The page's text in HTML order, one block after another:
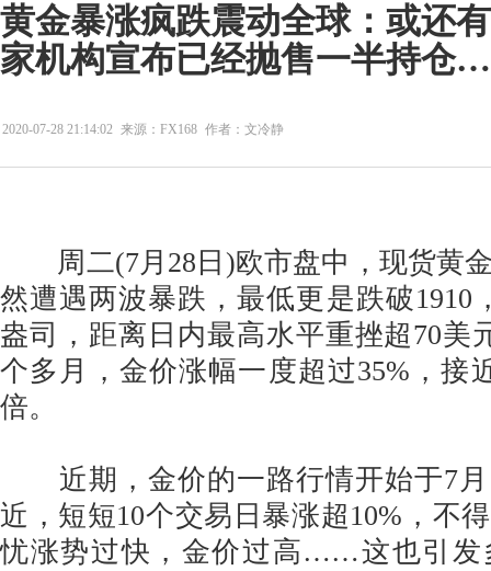
黄金暴涨疯跌震动全球：或还
家机构宣布已经抛售一半持
2020-07-28 21:14:02 来源：FX168 作者：文冷静
周二(7月28日)欧市盘中，现货黄
然遭遇两波暴跌，最低更是跌破1910
盎司，距离日内最高水平重挫超70美
个多月，金价涨幅一度超过35%，接
倍。
近期，金价的一路行情开始于7月
近，短短10个交易日暴涨超10%，不
忧涨势过快，金价过高……这也引发